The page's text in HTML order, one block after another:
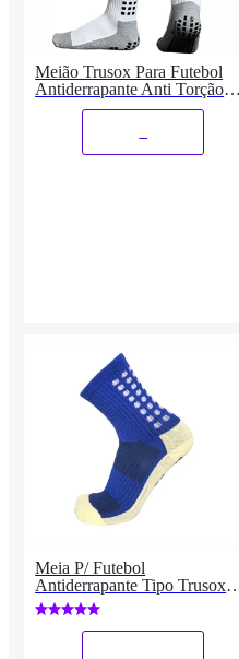
Meião Trusox Para Futebol
Antiderrapante Anti Torção
Branca Cano longo esportes
Meia P/ Futebol
Antiderrapante Tipo Trusox
Anti Torção Azul